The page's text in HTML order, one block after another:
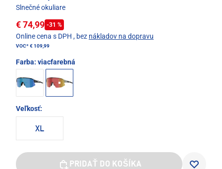
Slnečné okuliare
€ 74,99 -31 %
Online cena s DPH , bez nákladov na dopravu
VOC*€ 109,99
Farba: viacfarebná
Veľkosť:
XL
PRIDAŤ DO KOŠÍKA